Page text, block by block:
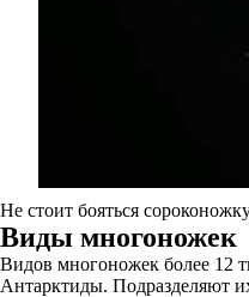
Не стоит бояться
Виды многоножек
Видов многоножек более 12
Антарктиды. Подразделяют